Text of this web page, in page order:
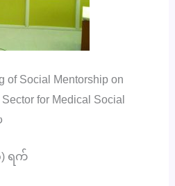
Social Mentorship on
for Medical Social
) ရက်